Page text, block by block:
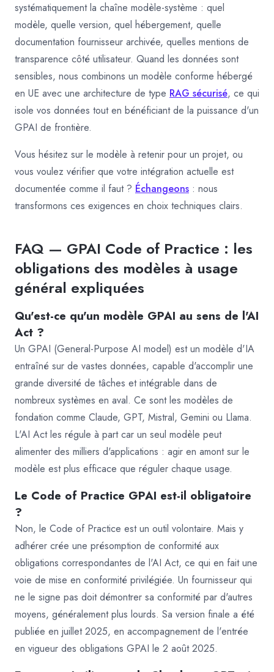
systématiquement la chaîne modèle-système : quel
modèle, quelle version, quel hébergement, quelle
documentation fournisseur archivée, quelles mentions de
transparence côté utilisateur. Quand les données sont
sensibles, nous combinons un modèle conforme hébergé
en UE avec une architecture de type RAG sécurisé, ce qui
isole vos données tout en bénéficiant de la puissance d'un
GPAI de frontière.
Vous hésitez sur le modèle à retenir pour un projet, ou
vous voulez vérifier que votre intégration actuelle est
documentée comme il faut ? Échangeons : nous
transformons ces exigences en choix techniques clairs.
FAQ — GPAI Code of Practice : les
obligations des modèles à usage
général expliquées
Qu'est-ce qu'un modèle GPAI au sens de l'AI
Act ?
Un GPAI (General-Purpose AI model) est un modèle d'IA
entraîné sur de vastes données, capable d'accomplir une
grande diversité de tâches et intégrable dans de
nombreux systèmes en aval. Ce sont les modèles de
fondation comme Claude, GPT, Mistral, Gemini ou Llama.
L'AI Act les régule à part car un seul modèle peut
alimenter des milliers d'applications : agir en amont sur le
modèle est plus efficace que réguler chaque usage.
Le Code of Practice GPAI est-il obligatoire
?
Non, le Code of Practice est un outil volontaire. Mais y
adhérer crée une présomption de conformité aux
obligations correspondantes de l'AI Act, ce qui en fait une
voie de mise en conformité privilégiée. Un fournisseur qui
ne le signe pas doit démontrer sa conformité par d'autres
moyens, généralement plus lourds. Sa version finale a été
publiée en juillet 2025, en accompagnement de l'entrée
en vigueur des obligations GPAI le 2 août 2025.